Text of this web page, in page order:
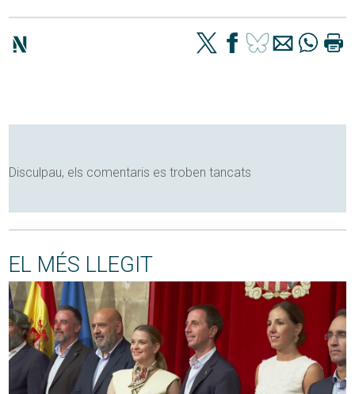
Disculpau, els comentaris es troben tancats
EL MÉS LLEGIT